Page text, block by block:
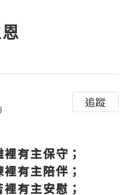
追蹤
有主保守；
有主陪伴；
有主安慰；